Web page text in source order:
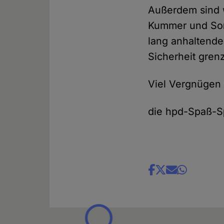
Außerdem sind
Kummer und
lang
Sicherheit
Viel Vergnügen
die hpd-Spaß-
Share